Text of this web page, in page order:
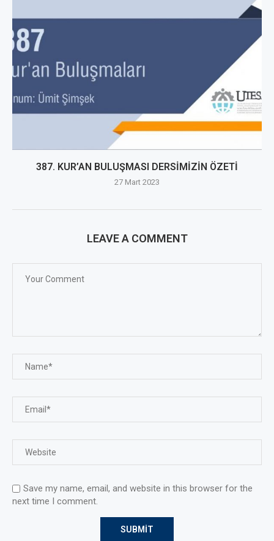
387. KUR’AN BULUŞMASI DERSİMİZİN ÖZETİ
27 Mart 2023
LEAVE A COMMENT
Save my name, email, and website in this browser for the
next time I comment.